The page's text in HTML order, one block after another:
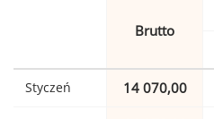
Brutto
Styczeń 14 070,00